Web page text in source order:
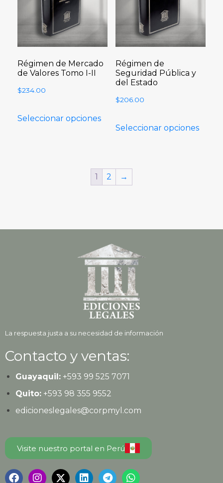
Régimen de Mercado
de Valores Tomo I-II
$234.00
Seleccionar opciones
Régimen de
Seguridad Pública y
del Estado
$206.00
Seleccionar opciones
1 2 →
La respuesta justa a su necesidad de información
Contacto y ventas:
Guayaquil:+593 99 525 7071
Quito:+593 98 355 9552
edicioneslegales@corpmyl.com
Visite nuestro portal en Perú